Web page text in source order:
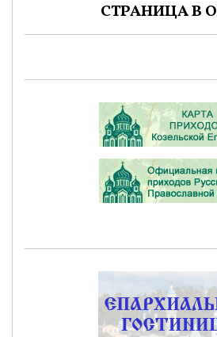
СТРАНИЦА В